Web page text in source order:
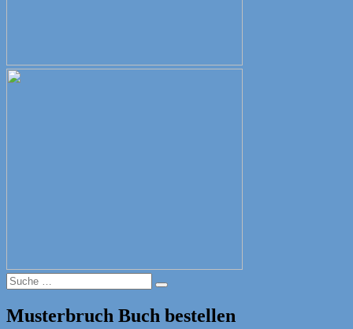
Suche
nach:
Suche
Musterbruch Buch bestellen